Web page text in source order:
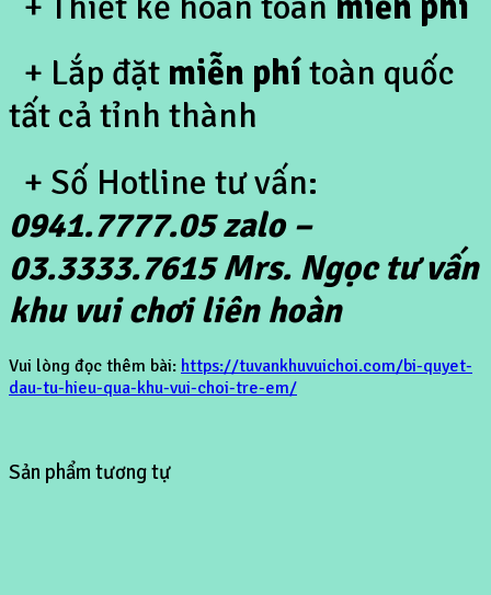
+ Lắp đặt miễn phítoàn quốc
tất cả tỉnh thành
+ Số Hotline tư vấn:
0941.7777.05 zalo –
03.3333.7615 Mrs. Ngọc tư vấn
khu vui chơi liên hoàn
Vui lòng đọc thêm bài: https://tuvankhuvuichoi.com/bi-quyet-
dau-tu-hieu-qua-khu-vui-choi-tre-em/
Sản phẩm tương tự